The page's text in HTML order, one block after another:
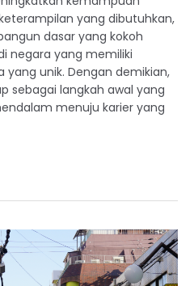
yang dibutuhkan,
dasar yang kokoh
negara yang memiliki
yang unik. Dengan demikian,
sebagai langkah awal yang
menuju karier yang